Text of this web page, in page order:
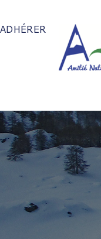
ADHÉRER